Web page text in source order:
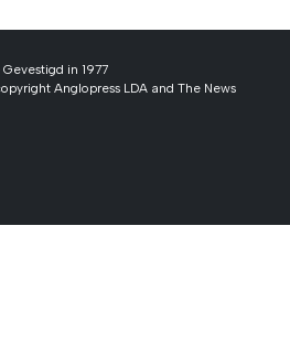
in 1977
Anglopress LDA and The News